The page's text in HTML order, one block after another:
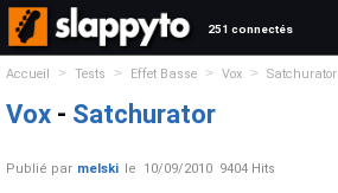
251 connectés
Accueil > Tests > Effet Basse > Vox > Satchurator
Vox - Satchurator
Publié par melski le 10/09/2010 9404 Hits